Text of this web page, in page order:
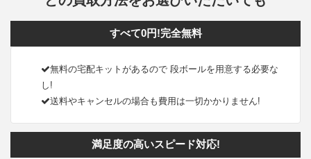
すべて0円!完全無料
無料の宅配キットがあるので 段ボールを用意する必要な
し!
送料やキャンセルの場合も費用は一切かかりません!
満足度の高いスピード対応!